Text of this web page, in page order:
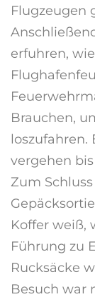
Flugzeugen
erfuhren,
Brauchen,
loszufahren.
vergehen
Zum
Koffer weiß,
Führung zu
Rucksäcke
Besuch war